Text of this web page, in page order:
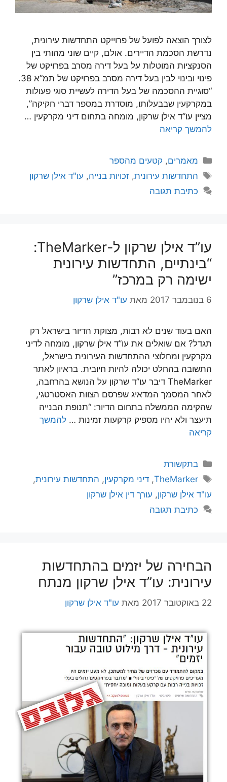
לצורך הוצאה לפועל של פרוייקט התחדשות עירונית,
נדרשת הסכמת הדיירים. אולם, קיים שוני מהותי בין
הסנקציות המוטלות על בעל דירה מסרב בפרויקט של
פינוי ובינוי לבין בעל דירה מסרב בפרויקט של תמ”א 38.
“סוגיית ההסכמה של בעל הדירה לעשיית סוגי פעולות
במקרקעין שבבעלותו, מוסדרת במספר דברי חקיקה”,
מציין עו”ד אילן שרקון, מומחה בתחום דיני מקרקעין …
להמשך קריאה
קטגוריות
מאמרים, קטעים מהספר
תגיות
התחדשות עירונית,זכויות בנייה, עו"ד אילן שרקון
כתיבת תגובה
עו”ד אילן שרקון ל-TheMarker:
“בינתיים, התחדשות עירונית
ישימה רק במרכז”
6 בנובמבר 2017 מאת עו"ד אילן שרקון
האם בעוד שנים לא רבות, מצוקת הדיור בישראל רק
תגדל? אם שואלים את עו”ד אילן שרקון, מומחה לדיני
מקרקעין ומחלוצי ההתחדשות העירונית בישראל,
התשובה בהחלט יכולה להיות חיובית. בראיון לאתר
TheMarker דיבר עו”ד שרקון על הנושא בהרחבה,
לאחר המסמך המדאיג שפרסם הצוות האסטרטגי,
שהקימה הממשלה בתחום הדיור: “תנופת הבנייה
תיעצר ולא יהיו מספיק קרקעות זמינות … להמשך
קריאה
קטגוריות
בתקשורת
תגיות
TheMarker
,דיני מקרקעין, התחדשות עירונית,
עו"ד אילן שרקון, עורך דין אילן שרקון
כתיבת תגובה
הבחירה של יזמים בהתחדשות
עירונית: עו”ד אילן שרקון מנתח
22 באוקטובר 2017 מאת עו"ד אילן שרקון